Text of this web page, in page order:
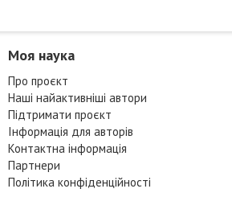
Моя наука
Про проєкт
Наші найактивніші автори
Підтримати проєкт
Інформація для авторів
Контактна інформація
Партнери
Політика конфіденційності